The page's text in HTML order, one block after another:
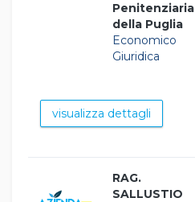
Penitenziaria
della Puglia
Economico
Giuridica
visualizza dettagli
RAG.
SALLUSTIO